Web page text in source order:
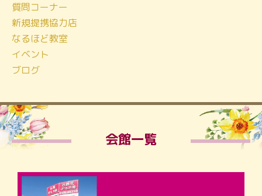
質問コーナー
新規提携協力店
なるほど教室
イベント
ブログ
会館一覧